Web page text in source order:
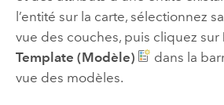
l’entité sur la carte, sélectionnez
vue des couches, puis cliquez sur
Template (Modèle)
dans la
vue des modèles.